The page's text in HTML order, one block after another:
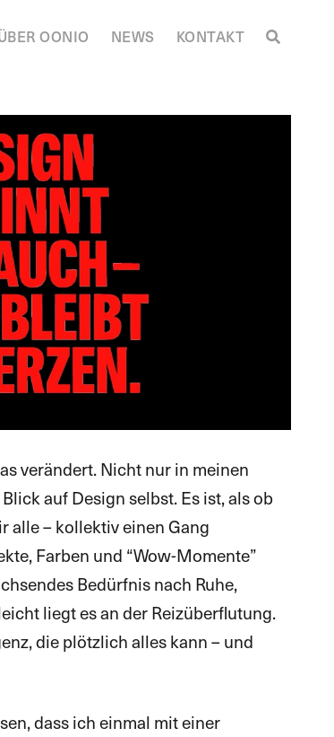
OONIO NEWS KONTAKT
verändert. Nicht nur in meinen
auf Design selbst. Es ist, als ob
alle – kollektiv einen Gang
Farben und “Wow-Momente”
Bedürfnis nach Ruhe,
liegt es an der Reizüberflutung.
die plötzlich alles kann – und
dass ich einmal mit einer